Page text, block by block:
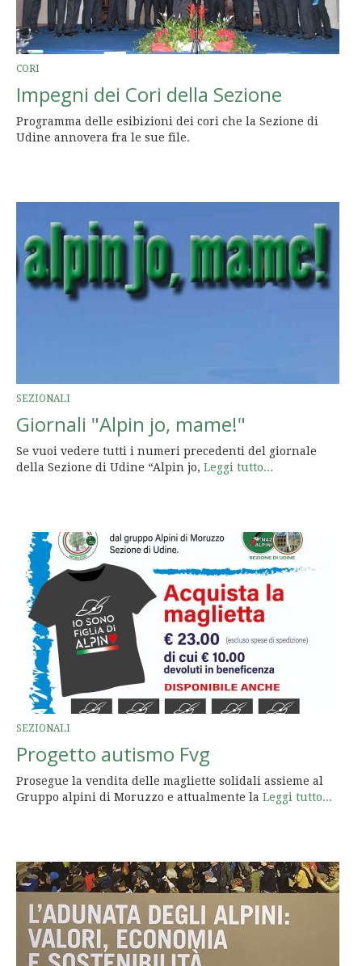
CORI
Impegni dei Cori della Sezione
Programma delle esibizioni dei cori che la Sezione di
Udine annovera fra le sue file.
SEZIONALI
Giornali "Alpin jo, mame!"
Se vuoi vedere tutti i numeri precedenti del giornale
della Sezione di Udine “Alpin jo, Leggi tutto...
SEZIONALI
Progetto autismo Fvg
Prosegue la vendita delle magliette solidali assieme al
Gruppo alpini di Moruzzo e attualmente la Leggi tutto...